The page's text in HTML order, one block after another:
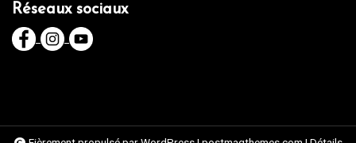
Réseaux sociaux